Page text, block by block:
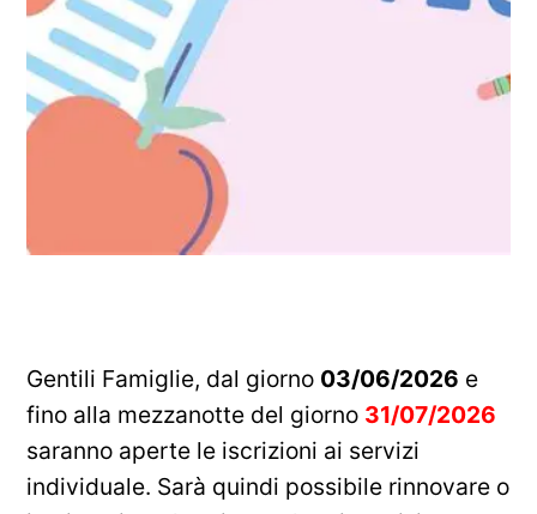
Gentili Famiglie, dal giorno 03/06/2026 e
fino alla mezzanotte del giorno 31/07/2026
saranno aperte le iscrizioni ai servizi
individuale. Sarà quindi possibile rinnovare o